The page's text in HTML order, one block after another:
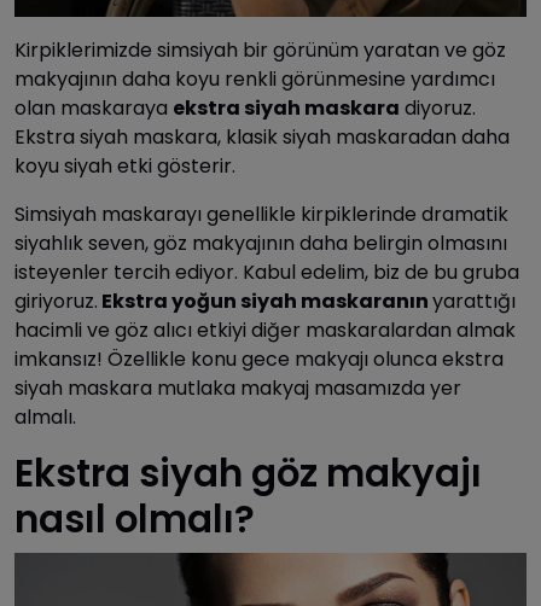
Kirpiklerimizde simsiyah bir görünüm yaratan ve göz
makyajının daha koyu renkli görünmesine yardımcı
olan maskaraya ekstra siyah maskara diyoruz.
Ekstra siyah maskara, klasik siyah maskaradan daha
koyu siyah etki gösterir.
Simsiyah maskarayı genellikle kirpiklerinde dramatik
siyahlık seven, göz makyajının daha belirgin olmasını
isteyenler tercih ediyor. Kabul edelim, biz de bu gruba
giriyoruz. Ekstra yoğun siyah maskaranınyarattığı
hacimli ve göz alıcı etkiyi diğer maskaralardan almak
imkansız! Özellikle konu gece makyajı olunca ekstra
siyah maskara mutlaka makyaj masamızda yer
almalı.
Ekstra siyah göz makyajı
nasıl olmalı?